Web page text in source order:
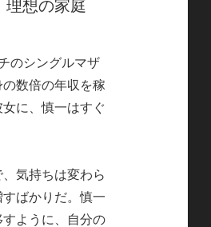
理想の家庭
のシングルマザ
数倍の年収を稼
に、慎一はすぐ
気持ちは変わら
ばかりだ。慎一
ように、自分の